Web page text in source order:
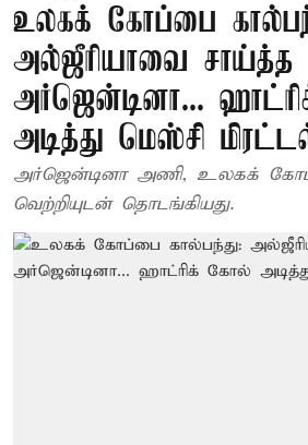
உலகக் கோப்பை
அல்ஜீரியாவை சாய்த்த
அர்ஜென்டினா...
அடித்து மெஸ்சி
அர்ஜென்டினா அணி, உலகக்
வெற்றியுடன் தொடங்கியது.